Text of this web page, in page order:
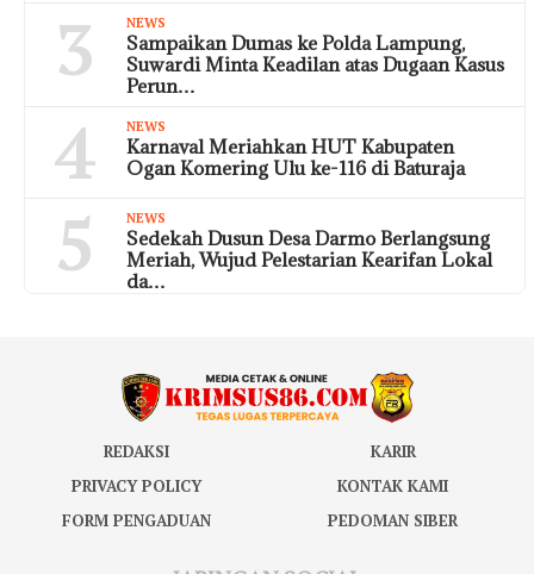
3 NEWS
Sampaikan Dumas ke Polda Lampung,
Suwardi Minta Keadilan atas Dugaan Kasus
Perun…
4 NEWS
Karnaval Meriahkan HUT Kabupaten
Ogan Komering Ulu ke-116 di Baturaja
5 NEWS
Sedekah Dusun Desa Darmo Berlangsung
Meriah, Wujud Pelestarian Kearifan Lokal
da…
REDAKSI
KARIR
PRIVACY POLICY
KONTAK KAMI
FORM PENGADUAN
PEDOMAN SIBER